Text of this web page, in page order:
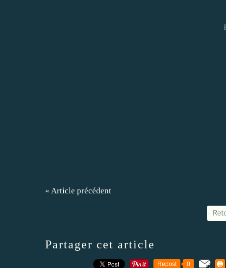
« Article précédent
Partager cet article
Repost 0